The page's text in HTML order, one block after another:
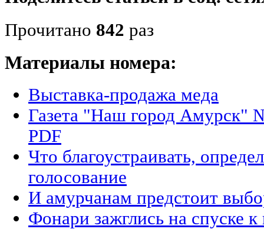
Прочитано 842 раз
Материалы номера:
Выставка-продажа меда
Газета "Наш город Амурск"
PDF
Что благоустраивать,
голосование
И амурчанам предстоит
Фонари зажглись на спуске к